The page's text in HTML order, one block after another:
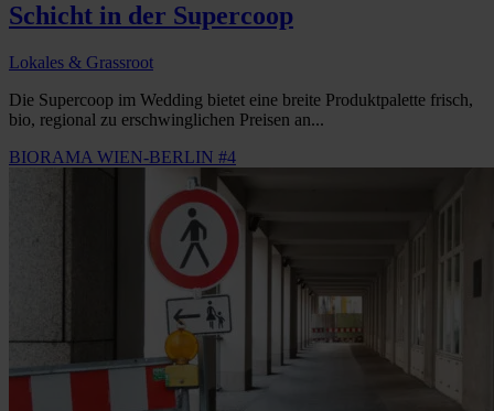
Schicht in der Supercoop
Lokales & Grassroot
Die Supercoop im Wedding bietet eine breite Produktpalette frisch,
bio, regional zu erschwinglichen Preisen an...
BIORAMA WIEN-BERLIN #4